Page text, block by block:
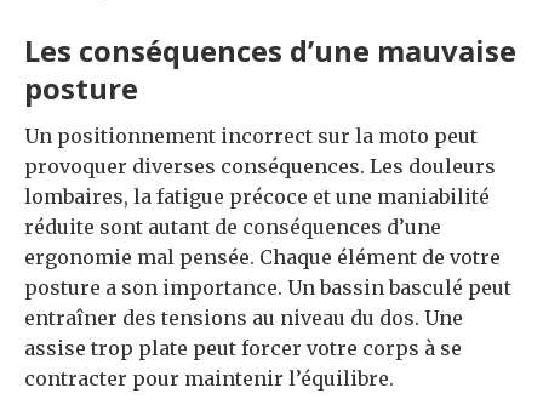
Les conséquences d’une mauvaise
posture
Un positionnement incorrect sur la moto peut
provoquer diverses conséquences. Les douleurs
lombaires, la fatigue précoce et une maniabilité
réduite sont autant de conséquences d’une
ergonomie mal pensée. Chaque élément de votre
posture a son importance. Un bassin basculé peut
entraîner des tensions au niveau du dos. Une
assise trop plate peut forcer votre corps à se
contracter pour maintenir l’équilibre.